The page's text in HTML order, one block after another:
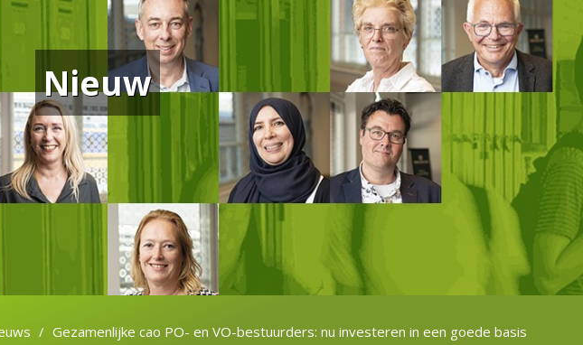
Nieuw
Gezamenlijke cao PO- en VO-bestuurders: nu investeren in een goede basis